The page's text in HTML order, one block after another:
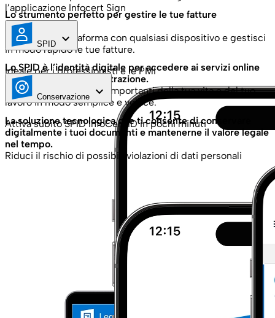
l’applicazione Infocert Sign
Lo strumento perfetto per gestire le tue fatture
elettroniche
Accedi alla piattaforma con qualsiasi dispositivo e gestisci
in modo rapido le tue fatture.
Ideale per i professionisti e le PMI
SPID keyboard_arrow_down
Lo SPID è l’identità digitale per accedere ai servizi online
della Pubblica Amministrazione.
Gestisci gli aspetti più importanti della tua vita e del tuo
lavoro in modo semplice e veloce.
Attiva subito SPID InfoCert ID in pochi minuti
Conservazione keyboard_arrow_down
La soluzione tecnologica che ti consente di conservare
digitalmente i tuoi documenti e mantenerne il valore legale
nel tempo.
Riduci il rischio di possibili violazioni di dati personali